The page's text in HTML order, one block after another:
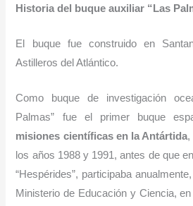
Historia del buque auxiliar “Las
El buque fue construido en
Astilleros del Atlántico.
Como buque de investigación
Palmas” fue el primer buque
misiones científicas en la Antártida,
los años 1988 y 1991, antes de que
“Hespérides”, participaba
Ministerio de Educación y Ciencia,